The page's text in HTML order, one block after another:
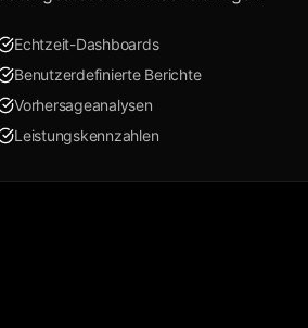
Echtzeit-Dashboards
Benutzerdefinierte Berichte
Vorhersageanalysen
Leistungskennzahlen